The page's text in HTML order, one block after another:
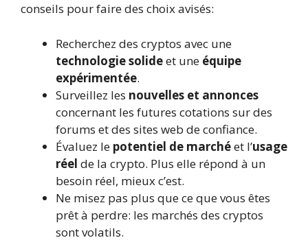
conseils pour faire des choix avisés:
Recherchez des cryptos avec une
technologie solideet une équipe
expérimentée.
Surveillez les nouvelles et annonces
concernant les futures cotations sur des
forums et des sites web de confiance.
Évaluez le potentiel de marchéet l’usage
réel de la crypto. Plus elle répond à un
besoin réel, mieux c’est.
Ne misez pas plus que ce que vous êtes
prêt à perdre: les marchés des cryptos
sont volatils.